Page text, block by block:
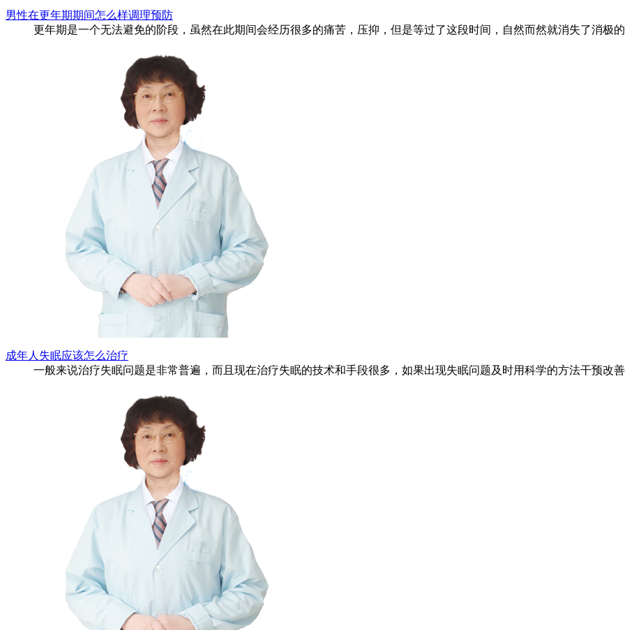
男性在更年期期间怎么样调理预防
更年期是一个无法避免的阶段，虽然在此期间会经历很多的痛苦，压抑，但是等过了这段时间，自然而然就消失了消极
成年人失眠应该怎么治疗
一般来说治疗失眠问题是非常普遍，而且现在治疗失眠的技术和手段很多，如果出现失眠问题及时用科学的方法干预改